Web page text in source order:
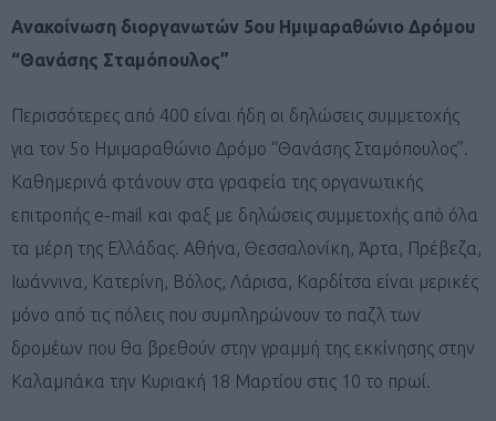
Ανακοίνωση διοργανωτών 5ου Ημιμαραθώνιο Δρόμου
“Θανάσης Σταμόπουλος”
Περισσότερες από 400 είναι ήδη οι δηλώσεις συμμετοχής
για τον 5ο Ημιμαραθώνιο Δρόμο “Θανάσης Σταμόπουλος”.
Καθημερινά φτάνουν στα γραφεία της οργανωτικής
επιτροπής e-mail και φαξ με δηλώσεις συμμετοχής από όλα
τα μέρη της Ελλάδας. Αθήνα, Θεσσαλονίκη, Άρτα, Πρέβεζα,
Ιωάννινα, Κατερίνη, Βόλος, Λάρισα, Καρδίτσα είναι μερικές
μόνο από τις πόλεις που συμπληρώνουν το παζλ των
δρομέων που θα βρεθούν στην γραμμή της εκκίνησης στην
Καλαμπάκα την Κυριακή 18 Μαρτίου στις 10 το πρωί.